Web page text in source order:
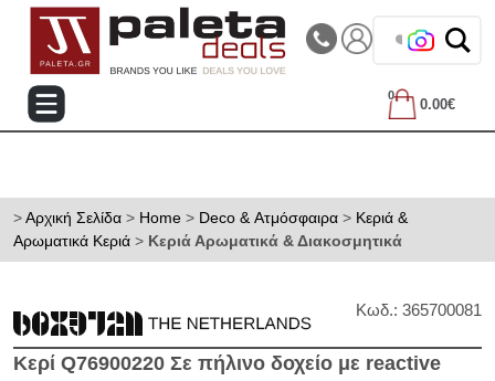
Τηλεφωνικές Παραγγελίες: 2105714144 |||
❤️ Βρες τα
0
0.00€
>Αρχική Σελίδα > Home > Deco & Ατμόσφαιρα > Κεριά &
Αρωματικά Κεριά > Κεριά Αρωματικά & Διακοσμητικά
Κωδ.: 365700081
Κερί Q76900220 Σε πήλινο δοχείο με reactive